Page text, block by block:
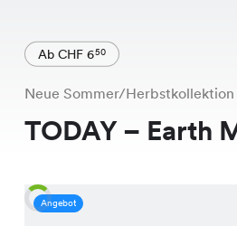
Ab CHF 650
Neue Sommer/
TODAY – Earth
Angebot